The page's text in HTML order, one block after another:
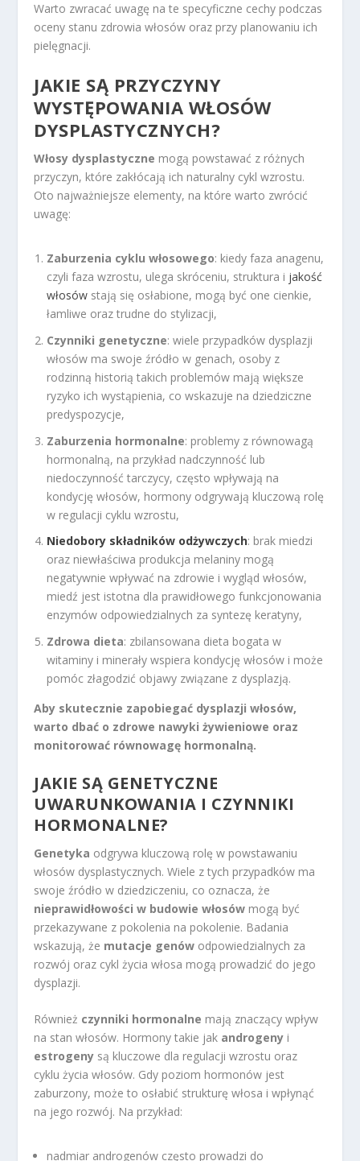
Warto zwracać uwagę na te specyficzne cechy podczas
oceny stanu zdrowia włosów oraz przy planowaniu ich
pielęgnacji.
JAKIE SĄ PRZYCZYNY
WYSTĘPOWANIA WŁOSÓW
DYSPLASTYCZNYCH?
Włosy dysplastyczne mogą powstawać z różnych
przyczyn, które zakłócają ich naturalny cykl wzrostu.
Oto najważniejsze elementy, na które warto zwrócić
uwagę:
Zaburzenia cyklu włosowego: kiedy faza anagenu,
czyli faza wzrostu, ulega skróceniu, struktura i jakość
włosów stają się osłabione, mogą być one cienkie,
łamliwe oraz trudne do stylizacji,
Czynniki genetyczne: wiele przypadków dysplazji
włosów ma swoje źródło w genach, osoby z
rodzinną historią takich problemów mają większe
ryzyko ich wystąpienia, co wskazuje na dziedziczne
predyspozycje,
Zaburzenia hormonalne: problemy z równowagą
hormonalną, na przykład nadczynność lub
niedoczynność tarczycy, często wpływają na
kondycję włosów, hormony odgrywają kluczową rolę
w regulacji cyklu wzrostu,
Niedobory składników odżywczych: brak miedzi
oraz niewłaściwa produkcja melaniny mogą
negatywnie wpływać na zdrowie i wygląd włosów,
miedź jest istotna dla prawidłowego funkcjonowania
enzymów odpowiedzialnych za syntezę keratyny,
Zdrowa dieta: zbilansowana dieta bogata w
witaminy i minerały wspiera kondycję włosów i może
pomóc złagodzić objawy związane z dysplazją.
Aby skutecznie zapobiegać dysplazji włosów,
warto dbać o zdrowe nawyki żywieniowe oraz
monitorować równowagę hormonalną.
JAKIE SĄ GENETYCZNE
UWARUNKOWANIA I CZYNNIKI
HORMONALNE?
Genetyka odgrywa kluczową rolę w powstawaniu
włosów dysplastycznych. Wiele z tych przypadków ma
swoje źródło w dziedziczeniu, co oznacza, że
nieprawidłowości w budowie włosów mogą być
przekazywane z pokolenia na pokolenie. Badania
wskazują, że mutacje genów odpowiedzialnych za
rozwój oraz cykl życia włosa mogą prowadzić do jego
dysplazji.
Również czynniki hormonalne mają znaczący wpływ
na stan włosów. Hormony takie jak androgeny i
estrogeny są kluczowe dla regulacji wzrostu oraz
cyklu życia włosów. Gdy poziom hormonów jest
zaburzony, może to osłabić strukturę włosa i wpłynąć
na jego rozwój. Na przykład:
nadmiar androgenów często prowadzi do